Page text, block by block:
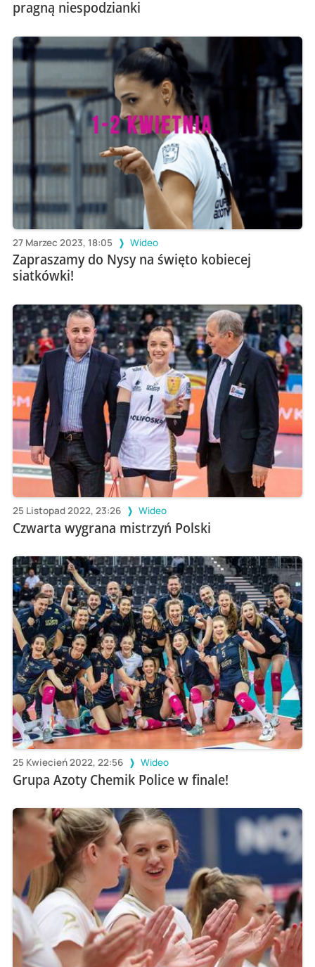
pragną niespodzianki
27 Marzec 2023, 18:05 Wideo
Zapraszamy do Nysy na święto kobiecej
siatkówki!
25 Listopad 2022, 23:26 Wideo
Czwarta wygrana mistrzyń Polski
25 Kwiecień 2022, 22:56 Wideo
Grupa Azoty Chemik Police w finale!